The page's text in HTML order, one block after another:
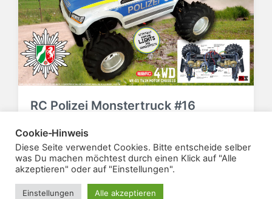
RC Polizei Monstertruck #16
V
e
r
ö
f
f
e
r
ö
f
f
Theme vonAnders Norén
Cookie-Hinweis
Diese Seite verwendet Cookies. Bitte entscheide selber
was Du machen möchtest durch einen Klick auf "Alle
akzeptieren" oder auf "Einstellungen".
Einstellungen Alle akzeptieren